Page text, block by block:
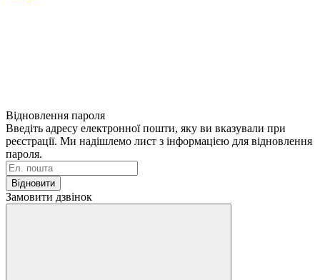
Відновлення пароля
Введіть адресу електронної пошти, яку ви вказували при
реєстрації. Ми надішлемо лист з інформацією для відновлення
пароля.
Відновити
Замовити дзвінок